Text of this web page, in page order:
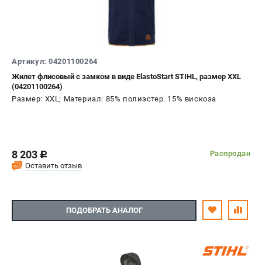
Артикул: 04201100264
Жилет флисовый с замком в виде ElastoStart STIHL, размер XXL
(04201100264)
Размер: XXL; Материал: 85% полиэстер. 15% вискоза
8 203 c
Распродан
Оставить отзыв
ПОДОБРАТЬ АНАЛОГ